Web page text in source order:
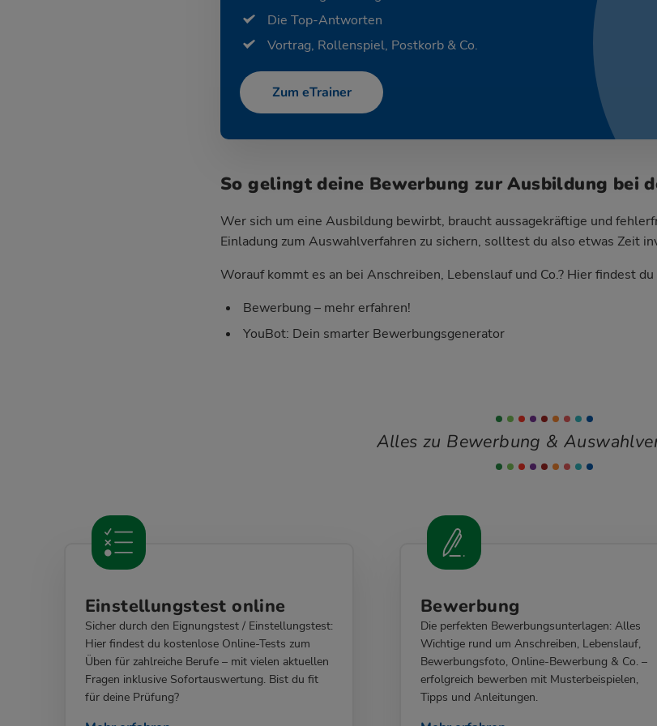
Die Top-Antworten
Vortrag, Rollenspiel, Postkorb & Co.
Zum eTrainer
So gelingt deine Bewerbung zur Ausbildung bei
Wer sich um eine Ausbildung bewirbt, braucht aussagekräftige und
Einladung zum Auswahlverfahren zu sichern, solltest du also etwas Zeit
Worauf kommt es an bei Anschreiben, Lebenslauf und Co.? Hier findest
Bewerbung – mehr erfahren!
YouBot: Dein smarter Bewerbungsgenerator
Alles zu Bewerbung &
Einstellungstest online
Sicher durch den Eignungstest / Einstellungstest:
Hier findest du kostenlose Online-Tests zum
Üben für zahlreiche Berufe – mit vielen aktuellen
Fragen inklusive Sofortauswertung. Bist du fit
für deine Prüfung?
Bewerbung
Die perfekten Bewerbungsunterlagen: Alles
Wichtige rund um Anschreiben, Lebenslauf,
Bewerbungsfoto, Online-Bewerbung & Co. –
erfolgreich bewerben mit Musterbeispielen,
Tipps und Anleitungen.